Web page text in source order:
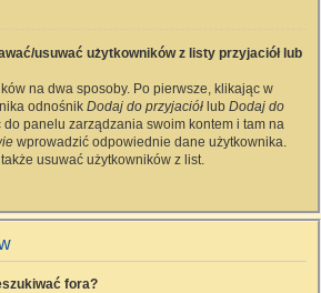
usuwać użytkowników z listy przyjaciół lub
na dwa sposoby. Po pierwsze, klikając w
odnośnik Dodaj do przyjaciół lub Dodaj do
do panelu zarządzania swoim kontem i tam na
wprowadzić odpowiednie dane użytkownika.
usuwać użytkowników z list.
fora?